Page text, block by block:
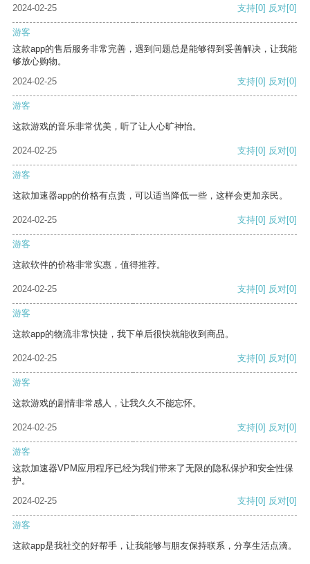
2024-02-25
支持[0] 反对[0]
游客
这款app的售后服务非常完善，遇到问题总是能够得到妥善解决，让我能
够放心购物。
2024-02-25
支持[0] 反对[0]
游客
这款游戏的音乐非常优美，听了让人心旷神怡。
2024-02-25 支持[0] 反对[0]
游客
这款加速器app的价格有点贵，可以适当降低一些，这样会更加亲民。
2024-02-25 支持[0] 反对[0]
游客
这款软件的价格非常实惠，值得推荐。
2024-02-25 支持[0] 反对[0]
游客
这款app的物流非常快捷，我下单后很快就能收到商品。
2024-02-25 支持[0] 反对[0]
游客
这款游戏的剧情非常感人，让我久久不能忘怀。
2024-02-25 支持[0] 反对[0]
游客
这款加速器VPM应用程序已经为我们带来了无限的隐私保护和安全性保
护。
2024-02-25
支持[0] 反对[0]
游客
这款app是我社交的好帮手，让我能够与朋友保持联系，分享生活点滴。